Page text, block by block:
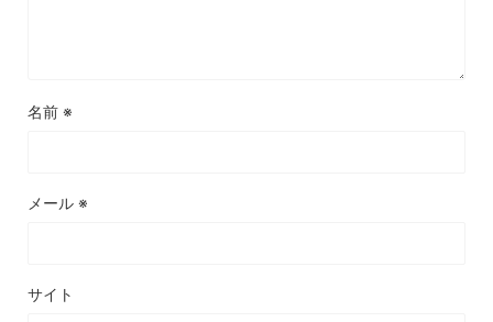
名前 ※
メール ※
サイト